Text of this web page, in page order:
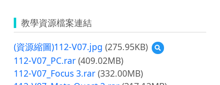
教學資源檔案連結
(資源縮圖)112-V07.jpg (275.95KB)
預
覽
112-V07_PC.rar (409.02MB)
112-V07_Focus 3.rar (332.00MB)